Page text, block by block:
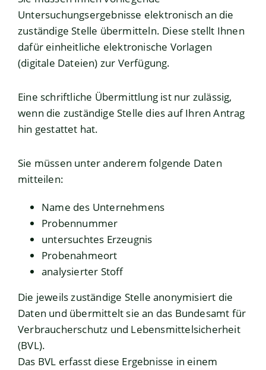
Untersuchungsergebnisse elektronisch an die
zuständige Stelle übermitteln. Diese stellt Ihnen
dafür einheitliche elektronische Vorlagen
(digitale Dateien) zur Verfügung.
Eine schriftliche Übermittlung ist nur zulässig,
wenn die zuständige Stelle dies auf Ihren Antrag
hin gestattet hat.
Sie müssen unter anderem folgende Daten
mitteilen:
Name des Unternehmens
Probennummer
untersuchtes Erzeugnis
Probenahmeort
analysierter Stoff
Die jeweils zuständige Stelle anonymisiert die
Daten und übermittelt sie an das Bundesamt für
Verbraucherschutz und Lebensmittelsicherheit
(BVL).
Das BVL erfasst diese Ergebnisse in einem